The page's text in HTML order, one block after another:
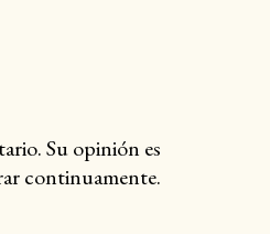
Su opinión es
continuamente.